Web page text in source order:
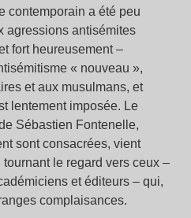
contemporain a été peu
agressions antisémites
fort heureusement –
« nouveau »,
et aux musulmans, et
lentement imposée. Le
Sébastien Fontenelle,
sont consacrées, vient
le regard vers ceux –
et éditeurs – qui,
complaisances.